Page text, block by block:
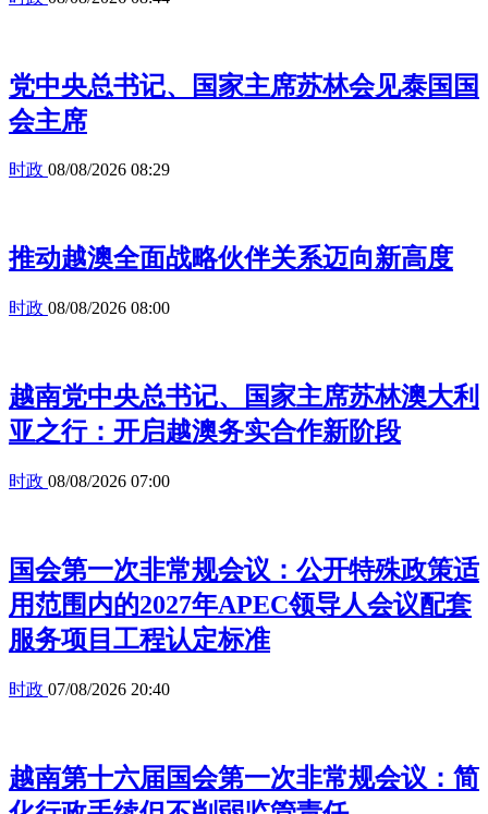
党中央总书记、国家主席苏林会见泰国国
会主席
时政 08/08/2026 08:29
推动越澳全面战略伙伴关系迈向新高度
时政 08/08/2026 08:00
越南党中央总书记、国家主席苏林澳大利
亚之行：开启越澳务实合作新阶段
时政 08/08/2026 07:00
国会第一次非常规会议：公开特殊政策适
用范围内的2027年APEC领导人会议配套
服务项目工程认定标准
时政 07/08/2026 20:40
越南第十六届国会第一次非常规会议：简